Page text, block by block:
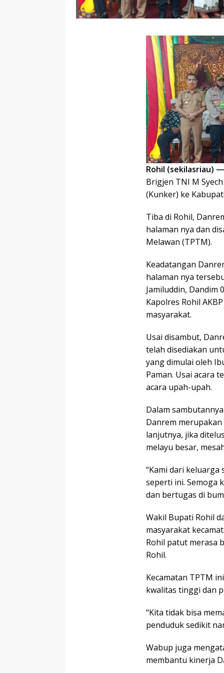
Rohil (sekilasriau) —
Brigjen TNI M
(Kunker) ke
Tiba di Rohil,
halaman nya dan
Melawan (TPTM).
Keadatangan
halaman nya
Jamiluddin, Dandim
Kapolres Rohil
masyarakat.
Usai disambut,
telah disediakan
yang dimulai oleh
Paman. Usai acara
acara upah-upah.
Dalam
Danrem
lanjutnya, jika
melayu besar,
“Kami dari
seperti ini. Semoga
dan bertugas di
Wakil Bupati Rohil
masyarakat
Rohil patut merasa
Rohil.
Kecamatan TPTM
kwalitas tinggi dan
“Kita tidak bisa
penduduk sedikit
Wabup juga
membantu kinerja